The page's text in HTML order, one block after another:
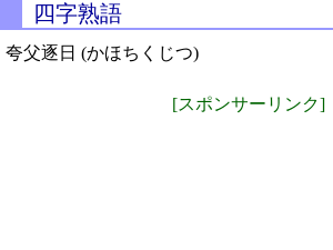
四字熟語
夸父逐日 (かほちくじつ)
[スポンサーリンク]